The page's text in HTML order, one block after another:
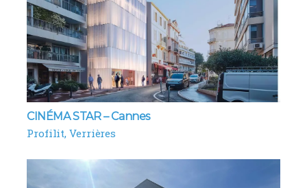
CINÉMA STAR – Cannes
Profilit Verrières